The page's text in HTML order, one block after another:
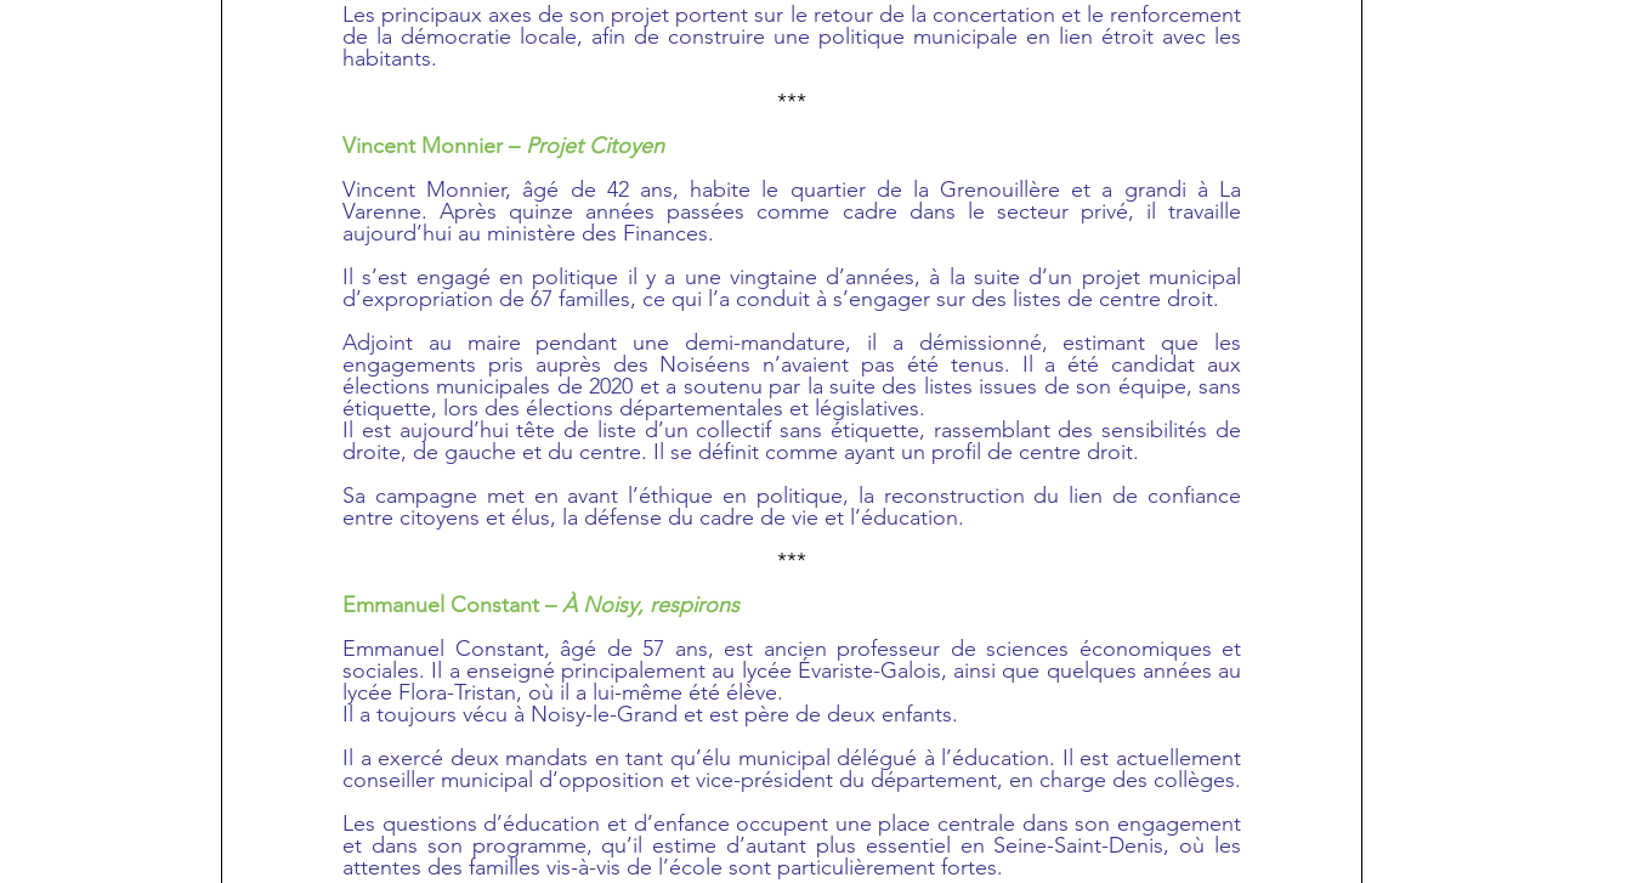
Les principaux axes de son projet portent sur le retour de la concertation et le renforcement
de la démocratie locale, afin de construire une politique municipale en lien étroit avec les
habitants.
***
Vincent Monnier – Projet Citoyen
Vincent Monnier, âgé de 42 ans, habite le quartier de la Grenouillère et a grandi à La
Varenne. Après quinze années passées comme cadre dans le secteur privé, il travaille
aujourd’hui au ministère des Finances.
Il s’est engagé en politique il y a une vingtaine d’années, à la suite d’un projet municipal
d’expropriation de 67 familles, ce qui l’a conduit à s’engager sur des listes de centre droit.
Adjoint au maire pendant une demi-mandature, il a démissionné, estimant que les
engagements pris auprès des Noiséens n’avaient pas été tenus. Il a été candidat aux
élections municipales de 2020 et a soutenu par la suite des listes issues de son équipe, sans
étiquette, lors des élections départementales et législatives.
Il est aujourd’hui tête de liste d’un collectif sans étiquette, rassemblant des sensibilités de
droite, de gauche et du centre. Il se définit comme ayant un profil de centre droit.
Sa campagne met en avant l’éthique en politique, la reconstruction du lien de confiance
entre citoyens et élus, la défense du cadre de vie et l’éducation.
***
Emmanuel Constant – À Noisy, respirons
Emmanuel Constant, âgé de 57 ans, est ancien professeur de sciences économiques et
sociales. Il a enseigné principalement au lycée Évariste-Galois, ainsi que quelques années au
lycée Flora-Tristan, où il a lui-même été élève.
Il a toujours vécu à Noisy-le-Grand et est père de deux enfants.
Il a exercé deux mandats en tant qu’élu municipal délégué à l’éducation. Il est actuellement
conseiller municipal d’opposition et vice-président du département, en charge des collèges.
Les questions d’éducation et d’enfance occupent une place centrale dans son engagement
et dans son programme, qu’il estime d’autant plus essentiel en Seine-Saint-Denis, où les
attentes des familles vis-à-vis de l’école sont particulièrement fortes.